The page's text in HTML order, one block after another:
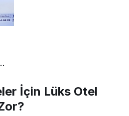
İçin Lüks Otel